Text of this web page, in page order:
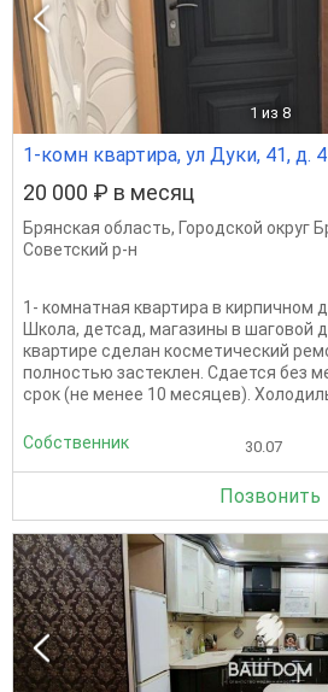
1 из 8
1-комн квартира, ул Дуки, 41, д.
20 000 ₽ в месяц
Брянская область, Городской округ
Советский р-н
1- комнатная квартира в кирпичном
Школа, детсад, магазины в шаговой
квартире сделан косметический
полностью застеклен. Сдается без
срок (не менее 10 месяцев).
Собственник 30.07
Позвонить